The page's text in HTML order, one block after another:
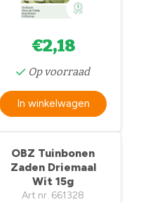
€2,18
Op voorraad
In winkelwagen
OBZ Tuinbonen
Zaden Driemaal
Wit 15g
Art nr. 661328